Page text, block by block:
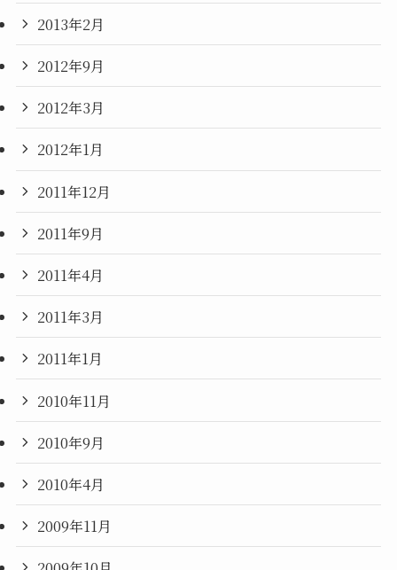
2013年2月
2012年9月
2012年3月
2012年1月
2011年12月
2011年9月
2011年4月
2011年3月
2011年1月
2010年11月
2010年9月
2010年4月
2009年11月